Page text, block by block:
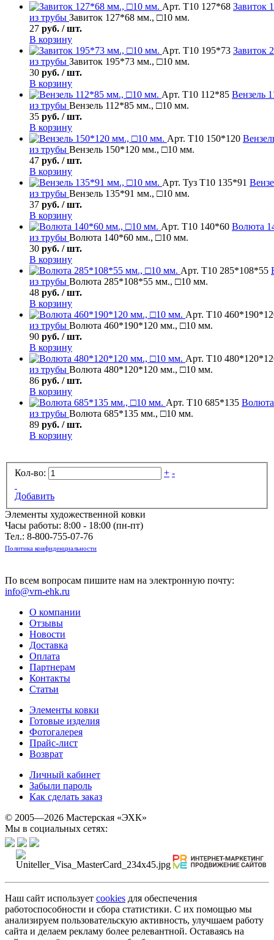
Арт. Т10 127*68 Завиток
из трубы Завиток 127*68 мм., □10 мм.
27 руб. / шт.
В корзину
Арт. Т10 195*73 Завиток
из трубы Завиток 195*73 мм., □10 мм.
30 руб. / шт.
В корзину
Арт. Т10 112*85 Вензель
из трубы Вензель 112*85 мм., □10 мм.
35 руб. / шт.
В корзину
Арт. Т10 150*120
из трубы Вензель 150*120 мм., □10 мм.
47 руб. / шт.
В корзину
Арт. Туз Т10 135*91
из трубы Вензель 135*91 мм., □10 мм.
37 руб. / шт.
В корзину
Арт. Т10 140*60 Волюта
из трубы Волюта 140*60 мм., □10 мм.
30 руб. / шт.
В корзину
Арт. Т10 285*108*55
из трубы Волюта 285*108*55 мм., □10 мм.
48 руб. / шт.
В корзину
Арт. Т10
из трубы Волюта 460*190*120 мм., □10 мм.
90 руб. / шт.
В корзину
Арт. Т10
из трубы Волюта 480*120*120 мм., □10 мм.
86 руб. / шт.
В корзину
Арт. Т10 685*135 Волюта
из трубы Волюта 685*135 мм., □10 мм.
89 руб. / шт.
В корзину
Кол-во: + -
Добавить
Элементы художественной ковки
Часы работы: 8:00 - 18:00 (пн-пт)
Тел.: 8-800-755-07-76
Политика конфиденциальности
По всем вопросам пишите нам на электронную почту:
info@vrn-ehk.ru
О компании
Отзывы
Новости
Доставка
Оплата
Партнерам
Контакты
Статьи
Элементы ковки
Готовые изделия
Фотогалерея
Прайс-лист
Возврат
Личный кабинет
Забыли пароль
Как сделать заказ
© 2005—2026 Мастерская «ЭХК»
Мы в социальных сетях:
Наш сайт использует cookies для обеспечения
работоспособности и сбора статистики. С их помощью мы
анализируем пользовательскую активность, улучшаем работу
сайта и делаем рекламу более релевантной. Оставаясь на